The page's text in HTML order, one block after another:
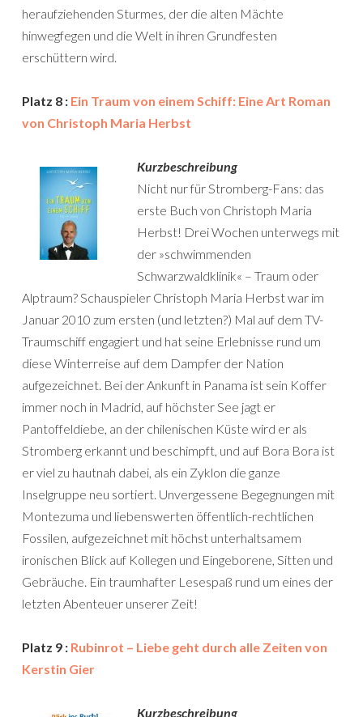
heraufziehenden Sturmes, der die alten Mächte
hinwegfegen und die Welt in ihren Grundfesten
erschüttern wird.
Platz 8 : Ein Traum von einem Schiff: Eine Art Roman
von Christoph Maria Herbst
Kurzbeschreibung
Nicht nur für Stromberg-Fans: das
erste Buch von Christoph Maria
Herbst! Drei Wochen unterwegs mit
der »schwimmenden
Schwarzwaldklinik« – Traum oder
Alptraum? Schauspieler Christoph Maria Herbst war im
Januar 2010 zum ersten (und letzten?) Mal auf dem TV-
Traumschiff engagiert und hat seine Erlebnisse rund um
diese Winterreise auf dem Dampfer der Nation
aufgezeichnet. Bei der Ankunft in Panama ist sein Koffer
immer noch in Madrid, auf höchster See jagt er
Pantoffeldiebe, an der chilenischen Küste wird er als
Stromberg erkannt und beschimpft, und auf Bora Bora ist
er viel zu hautnah dabei, als ein Zyklon die ganze
Inselgruppe neu sortiert. Unvergessene Begegnungen mit
Montezuma und liebenswerten öffentlich-rechtlichen
Fossilen, aufgezeichnet mit höchst unterhaltsamem
ironischen Blick auf Kollegen und Eingeborene, Sitten und
Gebräuche. Ein traumhafter Lesespaß rund um eines der
letzten Abenteuer unserer Zeit!
Platz 9 : Rubinrot – Liebe geht durch alle Zeiten von
Kerstin Gier
Kurzbeschreibung